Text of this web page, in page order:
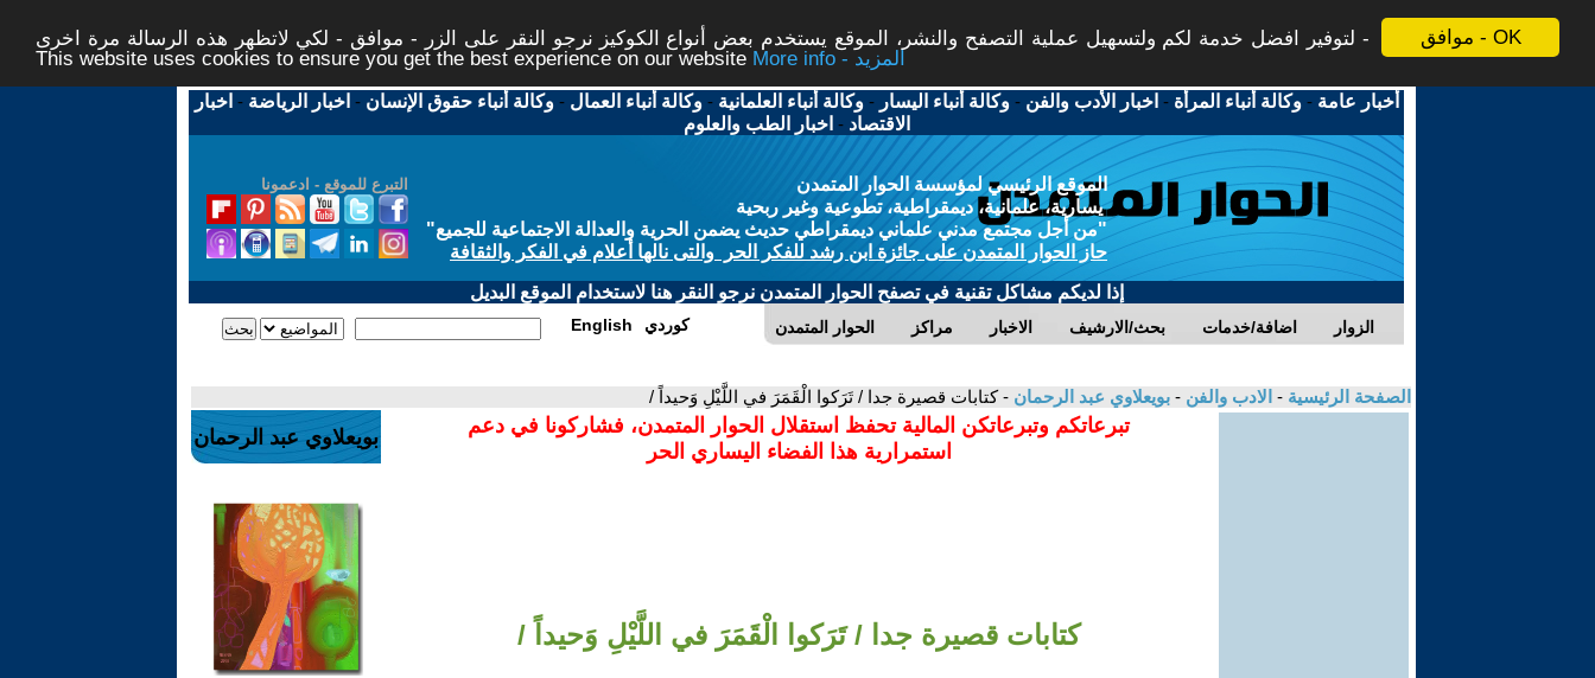
موافق - OK
لتوفير افضل خدمة لكم ولتسهيل عملية التصفح والنشر، الموقع يستخدم بعض أنواع الكوكيز نرجو النقر على الزر - موافق - لكي لاتظهر هذه الرسالة مرة اخرى -
This website uses cookies to ensure you get the best experience on our website
More info - المزيد
أخبار عامة -وكالة أنباء المرأة - اخبار الأدب والفن -وكالة أنباء اليسار -وكالة أنباء العلمانية -وكالة أنباء العمال -وكالة أنباء حقوق الإنسان - اخبار الرياضة - اخبار
الاقتصاد - اخبار الطب والعلوم
التبرع للموقع - ادعمونا
الموقع الرئيسي لمؤسسة الحوار المتمدن
يسارية، علمانية، ديمقراطية، تطوعية وغير ربحية
"من أجل مجتمع مدني علماني ديمقراطي حديث يضمن الحرية والعدالة الاجتماعية للجميع"
حاز الحوار المتمدن على جائزة ابن رشد للفكر الحر والتى نالها أعلام في الفكر والثقافة
إذا لديكم مشاكل تقنية في تصفح الحوار المتمدن نرجو النقر هنا لاستخدام الموقع البديل
الحوار المتمدن مراكز الاخبار بحث/الارشيف اضافة/خدمات الزوار English كوردي
الصفحة الرئيسية - الادب والفن - بويعلاوي عبد الرحمان - كتابات قصيرة جدا / تَرَكوا الْقَمَرَ في اللَّيْلِ وَحيداً /
تبرعاتكم وتبرعاتكن المالية تحفظ استقلال الحوار المتمدن، فشاركونا في دعم
استمرارية هذا الفضاء اليساري الحر
كتابات قصيرة جدا / تَرَكوا الْقَمَرَ في اللَّيْلِ وَحيداً /
بويعلاوي عبد الرحمان